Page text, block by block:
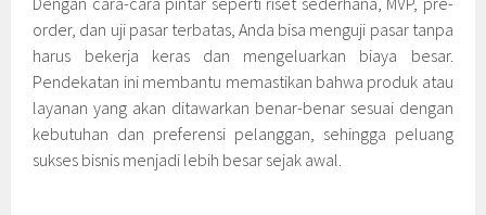
order, dan uji pasar terbatas, Anda bisa menguji pasar tanpa
harus bekerja keras dan mengeluarkan biaya besar.
Pendekatan ini membantu memastikan bahwa produk atau
layanan yang akan ditawarkan benar-benar sesuai dengan
kebutuhan dan preferensi pelanggan, sehingga peluang
sukses bisnis menjadi lebih besar sejak awal.